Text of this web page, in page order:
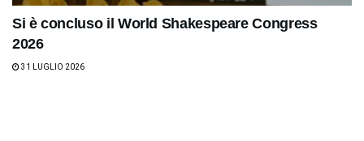
Si è concluso il World Shakespeare Congress
2026
31 LUGLIO 2026